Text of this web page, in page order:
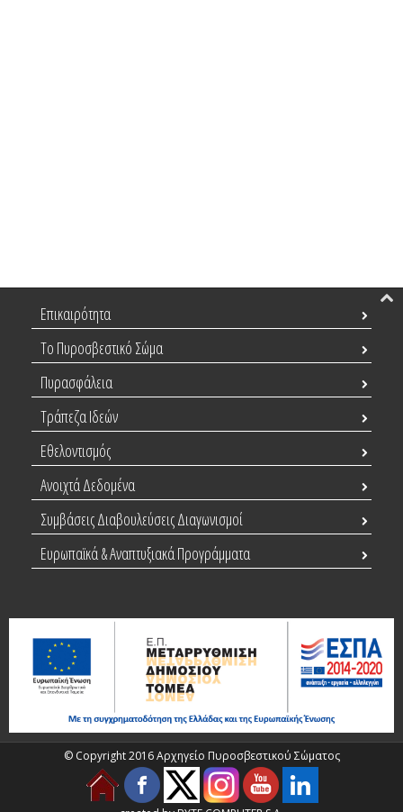
Επικαιρότητα
Το Πυροσβεστικό Σώμα
Πυρασφάλεια
Τράπεζα Ιδεών
Εθελοντισμός
Ανοιχτά Δεδομένα
Συμβάσεις Διαβουλεύσεις Διαγωνισμοί
Ευρωπαϊκά & Αναπτυξιακά Προγράμματα
© Copyright 2016 Αρχηγείο Πυροσβεστικού Σώματος